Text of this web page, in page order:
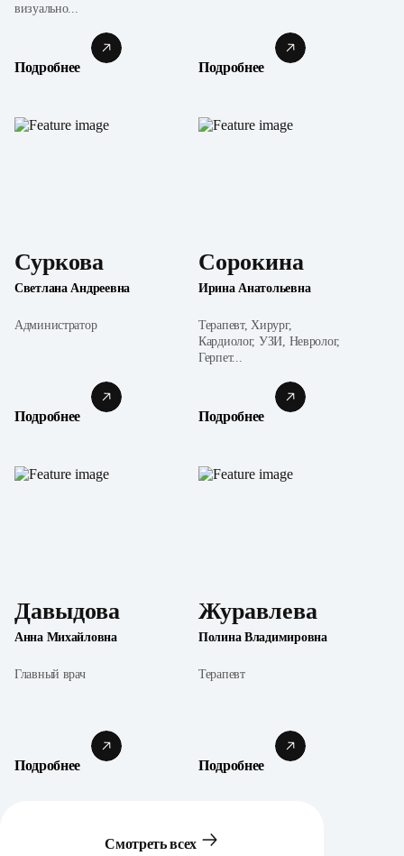
визуально...
Подробнее Подробнее
Суркова
Светлана Андреевна
Администратор
Подробнее
Сорокина
Ирина Анатольевна
Терапевт, Хирург,
Кардиолог, УЗИ, Невролог,
Герпет...
Подробнее
Давыдова
Анна Михайловна
Главный врач
Подробнее
Журавлева
Полина Владимировна
Терапевт
Подробнее
Смотреть всех